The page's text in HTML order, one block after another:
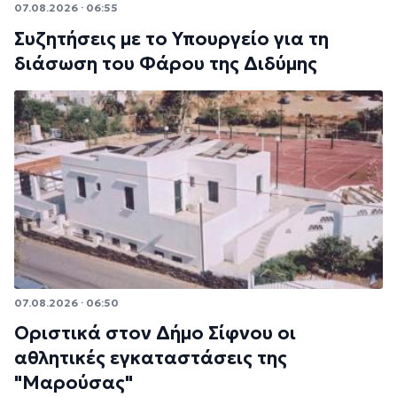
07.08.2026 · 06:55
Συζητήσεις με το Υπουργείο για τη
διάσωση του Φάρου της Διδύμης
07.08.2026 · 06:50
Οριστικά στον Δήμο Σίφνου οι
αθλητικές εγκαταστάσεις της
"Μαρούσας"